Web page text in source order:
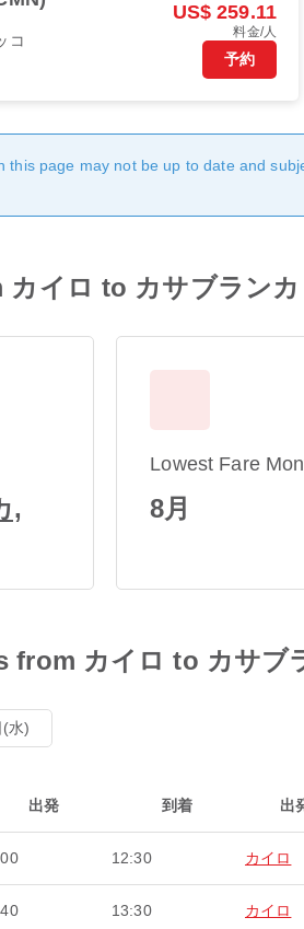
コ
US$ 259.11
料金/人
予約
this page may not be up to date and
イロ to カサブランカ
,
Lowest Fare
8月
カイロ to カサブ
水)
出発 到着 出
12:30 カイロ
13:30 カイロ